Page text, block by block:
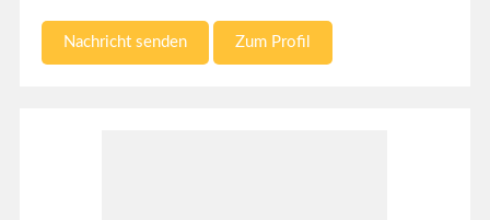
Nachricht senden Zum Profil